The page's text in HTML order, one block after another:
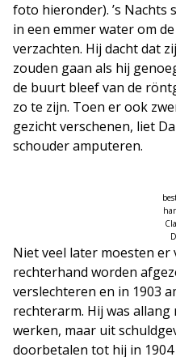
foto hieronder). ’s Nachts
in een emmer water om
verzachten. Hij dacht dat
zouden gaan als hij
de buurt bleef van de
zo te zijn. Toen er ook
gezicht verschenen, liet
schouder amputeren.
Niet veel later moesten er
rechterhand worden
verslechteren en in 1903
rechterarm. Hij was
werken, maar uit
doorbetalen tot hij in